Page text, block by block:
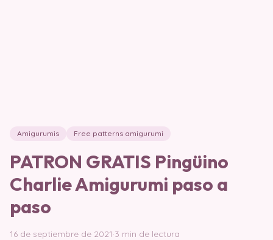
Amigurumis Free patterns amigurumi
PATRON GRATIS Pingüino
Charlie Amigurumi paso a
paso
16 de septiembre de 2021·3 min de lectura